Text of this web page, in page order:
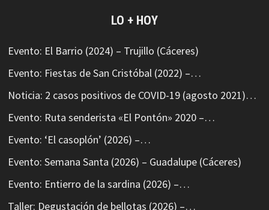
LO + HOY
Evento: El Barrio (2024) – Trujillo (Cáceres)
Evento: Fiestas de San Cristóbal (2022) –…
Noticia: 2 casos positivos de COVID-19 (agosto 2021)…
Evento: Ruta senderista «El Pontón» 2020 –…
Evento: ‘El casoplón’ (2026) –…
Evento: Semana Santa (2026) – Guadalupe (Cáceres)
Evento: Entierro de la sardina (2026) –…
Taller: Degustación de bellotas (2026) –…